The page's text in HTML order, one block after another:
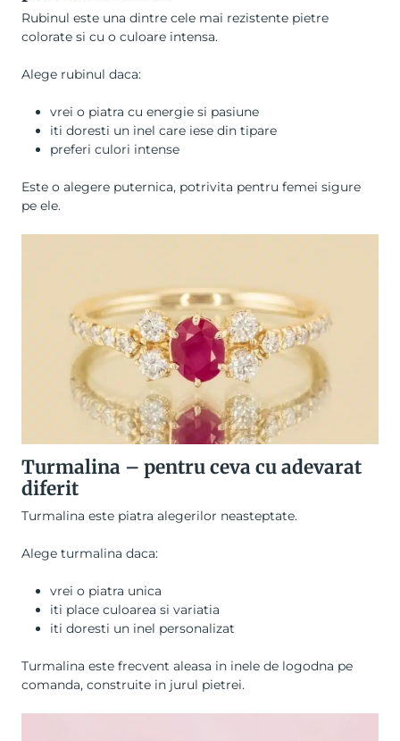
Rubinul este una dintre cele mai rezistente pietre
colorate si cu o culoare intensa.
Alege rubinul daca:
vrei o piatra cu energie si pasiune
iti doresti un inel care iese din tipare
preferi culori intense
Este o alegere puternica, potrivita pentru femei sigure
pe ele.
Turmalina – pentru ceva cu adevarat
diferit
Turmalina este piatra alegerilor neasteptate.
Alege turmalina daca:
vrei o piatra unica
iti place culoarea si variatia
iti doresti un inel personalizat
Turmalina este frecvent aleasa in inele de logodna pe
comanda, construite in jurul pietrei.